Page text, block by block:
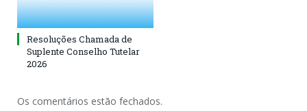
Resoluções Chamada de
Suplente Conselho Tutelar
2026
Os comentários estão fechados.